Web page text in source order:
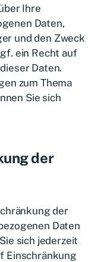
Ihre
Daten,
und den Zweck
ein Recht auf
Daten.
zum Thema
Sie sich
der
der
Daten
sich jederzeit
Einschränkung